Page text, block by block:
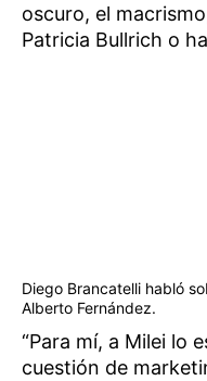
oscuro, el
Patricia Bullrich o
Diego Brancatelli habló
Alberto Fernández.
“Para mí, a Milei lo
cuestión de